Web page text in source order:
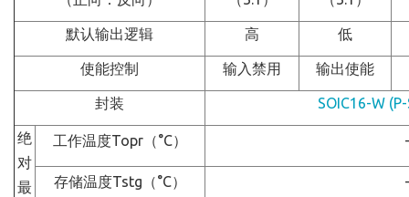
默认输出逻辑 高 低
使能控制 输入禁用 输出使能
封装 SOIC16-W
绝
对
最
工作温度Topr（°C）
存储温度Tstg（°C）